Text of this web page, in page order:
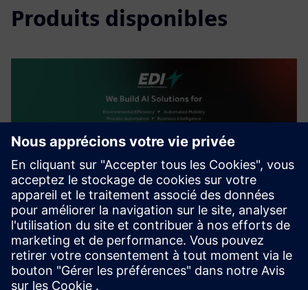
Produits disponibles
Human-Centered Generative
Enterprise Intelligence
EDI stands out as a leader in AI-driven applications and
enabling this by integrating AI solutions with customized
services.
En savoir plus